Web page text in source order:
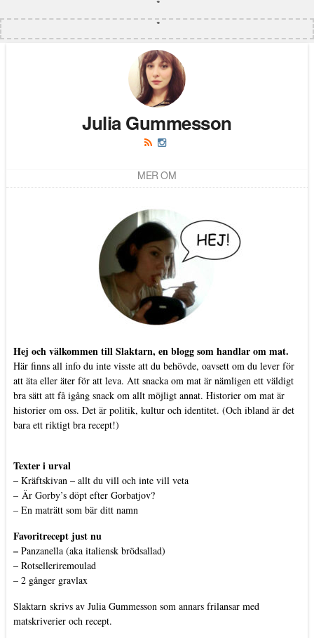
Julia Gummesson
MER OM
Hej och välkommen till Slaktarn, en blogg som handlar om mat.
Här finns all info du inte visste att du behövde, oavsett om du lever för
att äta eller äter för att leva. Att snacka om mat är nämligen ett väldigt
bra sätt att få igång snack om allt möjligt annat. Historier om mat är
historier om oss. Det är politik, kultur och identitet. (Och ibland är det
bara ett riktigt bra recept!)
Texter i urval
– Kräftskivan – allt du vill och inte vill veta
– Är Gorby’s döpt efter Gorbatjov?
– En maträtt som bär ditt namn
Favoritrecept just nu
– Panzanella (aka italiensk brödsallad)
– Rotselleriremoulad
– 2 gånger gravlax
Slaktarn skrivs av Julia Gummesson som annars frilansar med
matskriverier och recept.